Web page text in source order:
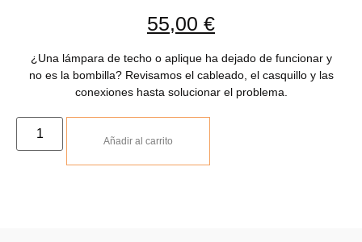
55,00 €
¿Una lámpara de techo o aplique ha dejado de funcionar y
no es la bombilla? Revisamos el cableado, el casquillo y las
conexiones hasta solucionar el problema.
Añadir al carrito